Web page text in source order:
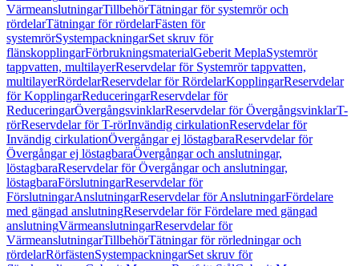
VärmeanslutningarTillbehörTätningar för systemrör och
rördelarTätningar för rördelarFästen för
systemrörSystempackningarSet skruv för
flänskopplingarFörbrukningsmaterialGeberit MeplaSystemrör
tappvatten, multilayerReservdelar för Systemrör tappvatten,
multilayerRördelarReservdelar för RördelarKopplingarReservdelar
för KopplingarReduceringarReservdelar för
ReduceringarÖvergångsvinklarReservdelar för ÖvergångsvinklarT-
rörReservdelar för T-rörInvändig cirkulationReservdelar för
Invändig cirkulationÖvergångar ej löstagbaraReservdelar för
Övergångar ej löstagbaraÖvergångar och anslutningar,
löstagbaraReservdelar för Övergångar och anslutningar,
löstagbaraFörslutningarReservdelar för
FörslutningarAnslutningarReservdelar för AnslutningarFördelare
med gängad anslutningReservdelar för Fördelare med gängad
anslutningVärmeanslutningarReservdelar för
VärmeanslutningarTillbehörTätningar för rörledningar och
rördelarRörfästenSystempackningarSet skruv för